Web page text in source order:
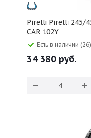
Pirelli Pirelli 245/45 R19 P ZERO PZ4 SPORTS
CAR 102Y
Есть в наличии (26)
34 380 руб.